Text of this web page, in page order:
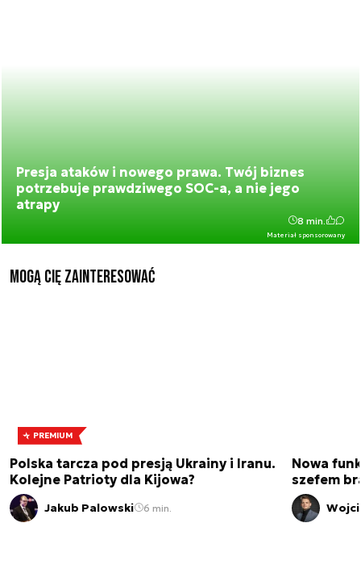
Presja ataków i nowego prawa. Twój biznes
potrzebuje prawdziwego SOC-a, a nie jego
atrapy
Materiał sponsorowany
8 min.
Mogą Cię zainteresować
PREMIUM
Polska tarcza pod presją Ukrainy i Iranu.
Kolejne Patrioty dla Kijowa?
Jakub Palowski 6 min.
Nowa
szefem